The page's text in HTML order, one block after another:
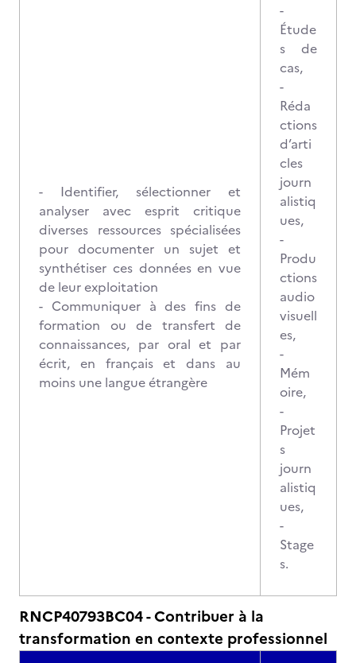
- Identifier, sélectionner et
analyser avec esprit critique
diverses ressources spécialisées
pour documenter un sujet et
synthétiser ces données en vue
de leur exploitation
- Communiquer à des fins de
formation ou de transfert de
connaissances, par oral et par
écrit, en français et dans au
moins une langue étrangère
-
Étude
s de
cas,
-
Réda
ctions
d’arti
cles
journ
alistiq
ues,
-
Produ
ctions
audio
visuell
es,
-
Mém
oire,
-
Projet
s
journ
alistiq
ues,
-
Stage
s.
RNCP40793BC04 - Contribuer à la
transformation en contexte professionnel